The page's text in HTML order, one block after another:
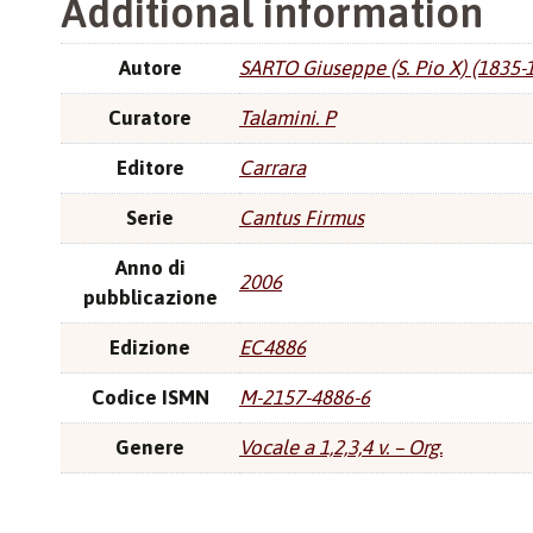
Additional information
Autore SARTO Giuseppe (S. Pio X) (1835-
Curatore Talamini. P
Editore Carrara
Serie Cantus Firmus
Anno di
pubblicazione
2006
Edizione EC4886
Codice ISMN M-2157-4886-6
Genere Vocale a 1,2,3,4 v. – Org.